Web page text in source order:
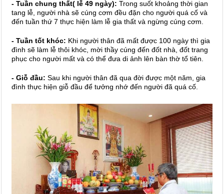
- Tuần chung thất( lễ 49 ngày): Trong suốt khoảng thời gian
tang lễ, người nhà sẽ cúng cơm đều đặn cho người quá cố và
đến tuần thứ 7 thực hiện làm lễ gia thất và ngừng cúng cơm.
- Tuần tốt khóc: Khi người thân đã mất được 100 ngày thì gia
đình sẽ làm lễ thôi khóc, mời thầy cúng đến đốt nhà, đốt trang
phục cho người mất và có thể đưa di ảnh lên bàn thờ tổ tiên.
- Giỗ đầu: Sau khi người thân đã qua đời được một năm, gia
đình thực hiện giỗ đầu để tưởng nhớ đến người đã quá cố.